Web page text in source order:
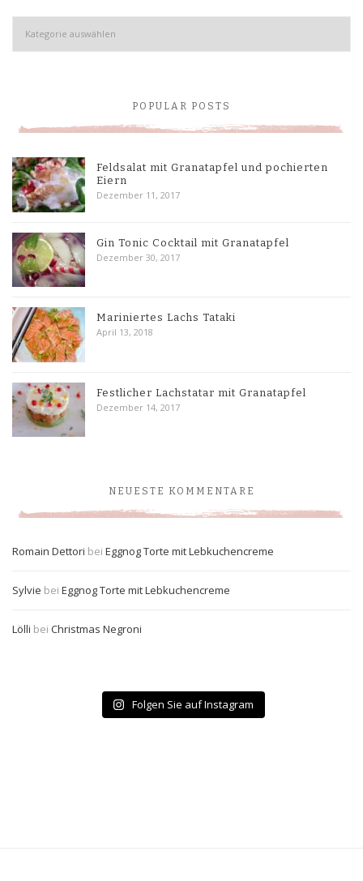
Kategorien
POPULAR POSTS
Feldsalat mit Granatapfel und pochierten
Eiern
Dezember 11, 2017
Gin Tonic Cocktail mit Granatapfel
Dezember 30, 2017
Mariniertes Lachs Tataki
April 13, 2018
Festlicher Lachstatar mit Granatapfel
Dezember 14, 2017
NEUESTE KOMMENTARE
Romain Dettori bei Eggnog Torte mit Lebkuchencreme
Sylvie bei Eggnog Torte mit Lebkuchencreme
Lölli bei Christmas Negroni
Folgen Sie auf Instagram